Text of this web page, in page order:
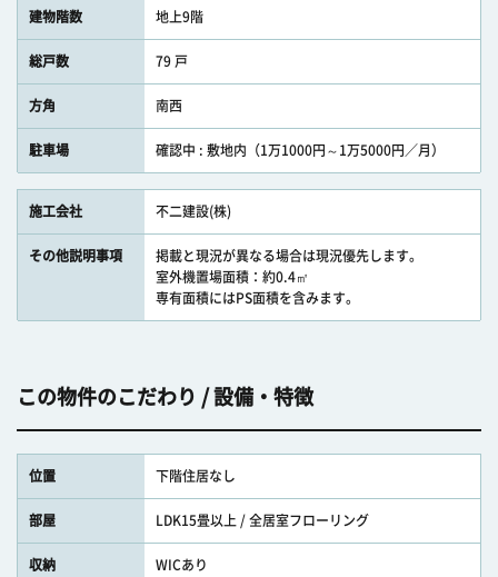
建物階数 地上9階
総戸数 79 戸
方角 南西
駐車場 確認中 : 敷地内（1万1000円～1万5000円／月）
施工会社 不二建設(株)
その他説明事項
掲載と現況が異なる場合は現況優先します。
室外機置場面積：約0.4㎡
専有面積にはPS面積を含みます。
この物件のこだわり / 設備・特徴
位置 下階住居なし
部屋 LDK15畳以上 / 全居室フローリング
収納 WICあり